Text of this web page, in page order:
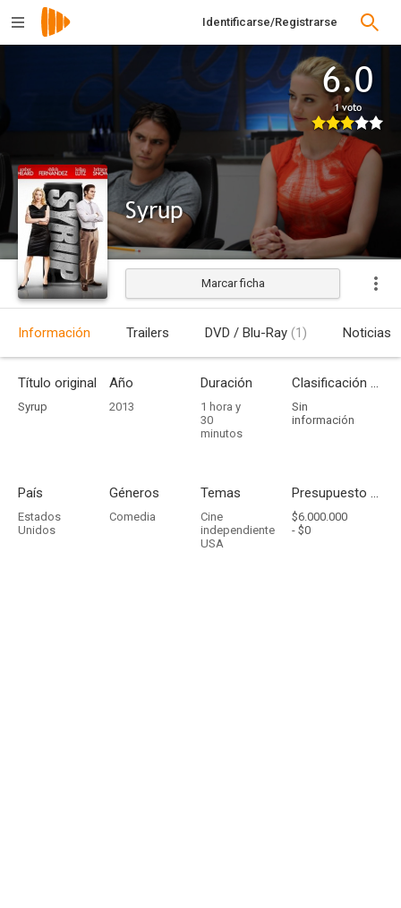
Identificarse/Registrarse
6.0
1 voto
Syrup
Estrenada
Marcar ficha
Información Trailers DVD / Blu-Ray (1) Noticias
Título original
Syrup
Año
2013
Duración
1 hora y
30
minutos
Clasificación por edades
Sin
información
País
Estados
Unidos
Géneros
Comedia
Temas
Cine
independiente
USA
Presupuesto - Ingresos
$6.000.000
- $0